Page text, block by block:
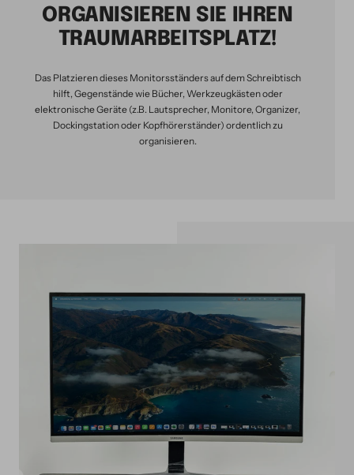
ORGANISIEREN SIE IHREN
TRAUMARBEITSPLATZ!
Das Platzieren dieses Monitorsständers auf dem Schreibtisch
hilft, Gegenstände wie Bücher, Werkzeugkästen oder
elektronische Geräte (z.B. Lautsprecher, Monitore, Organizer,
Dockingstation oder Kopfhörerständer) ordentlich zu
organisieren.